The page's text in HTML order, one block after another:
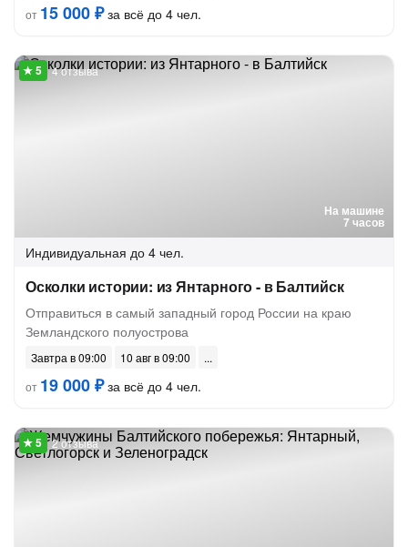
от 15 000 ₽за всё до 4 чел.
На машине
7 часов
4 отзыва
Индивидуальная до 4 чел.
Осколки истории: из Янтарного - в Балтийск
Отправиться в самый западный город России на краю
Земландского полуострова
Завтра в 09:00
10 авг в 09:00
от 19 000 ₽за всё до 4 чел.
2 отзыва